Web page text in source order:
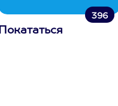
396
Покататься